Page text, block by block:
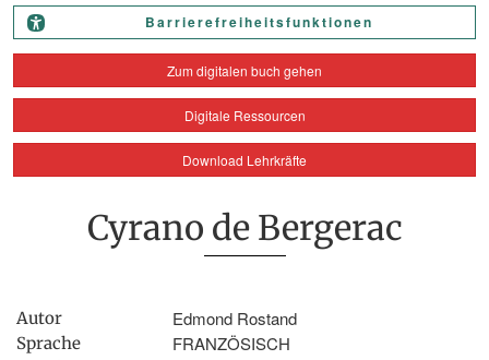
Barrierefreiheitsfunktionen
Zum digitalen buch gehen
Digitale Ressourcen
Download Lehrkräfte
Cyrano de Bergerac
Autor Edmond Rostand
Sprache FRANZÖSISCH